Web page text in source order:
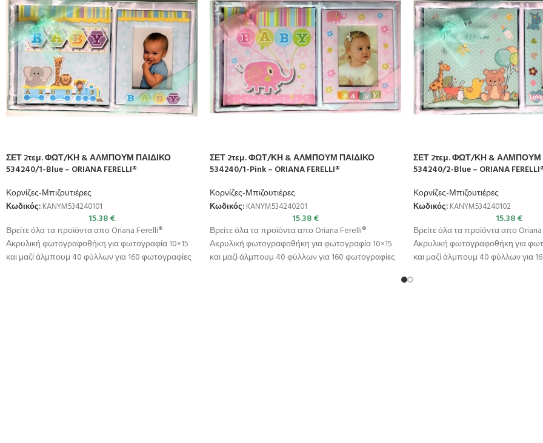
ΣΕΤ 2τεμ. ΦΩΤ/ΚΗ & ΑΛΜΠΟΥΜ ΠΑΙΔΙΚΟ
534240/1-Blue – ORIANA FERELLI®
Κορνίζες-Μπιζουτιέρες
Κωδικός: KANYM534240101
15.38€
Βρείτε όλα τα προϊόντα απο Oriana Ferelli®
Ακρυλική φωτογραφοθήκη για φωτογραφία 10×15
και μαζί άλμπουμ 40 φύλλων για 160 φωτογραφίες
ΣΕΤ 2τεμ. ΦΩΤ/ΚΗ & ΑΛΜΠΟΥΜ ΠΑΙΔΙΚΟ
534240/1-Pink – ORIANA FERELLI®
Κορνίζες-Μπιζουτιέρες
Κωδικός: KANYM534240201
15.38€
Βρείτε όλα τα προϊόντα απο Oriana Ferelli®
Ακρυλική φωτογραφοθήκη για φωτογραφία 10×15
και μαζί άλμπουμ 40 φύλλων για 160 φωτογραφίες
ΣΕΤ 2τεμ. ΦΩΤ/ΚΗ & ΑΛΜΠΟΥΜ
534240/2-Blue – ORIANA
Κορνίζες-Μπιζουτιέρες
Κωδικός: KANYM534240102
15.38€
Βρείτε όλα τα προϊόντα απο
Ακρυλική φωτογραφοθήκη για
και μαζί άλμπουμ 40 φύλλων για